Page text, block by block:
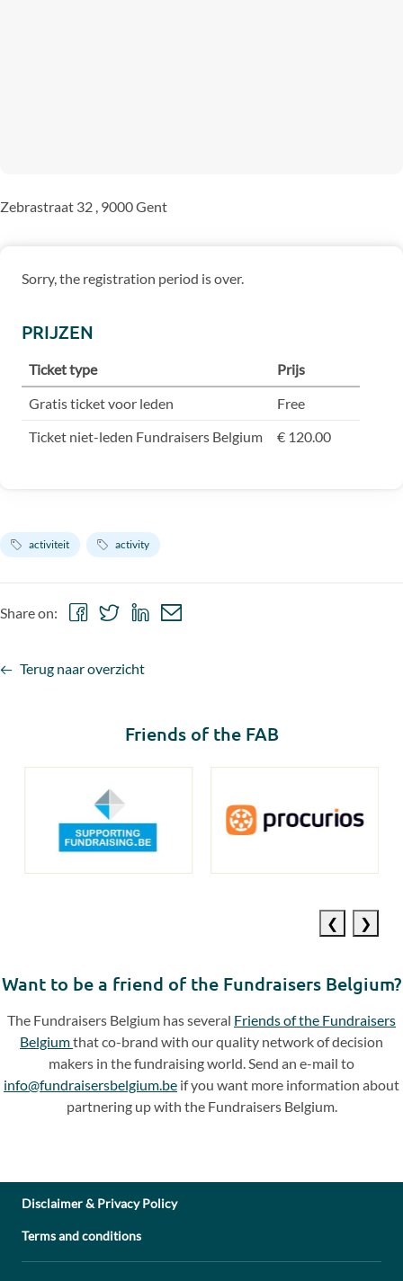
Zebrastraat 32 , 9000 Gent
Sorry, the registration period is over.
PRIJZEN
Ticket type
Prijs
Gratis ticket voor leden
Free
Ticket niet-leden Fundraisers Belgium
€ 120.00
activiteit activity
Terug naar overzicht
Share on:
ShareShare ShareShare
Friends of the FAB
Want to be a friend of the Fundraisers Belgium?
The Fundraisers Belgium has several Friends of the Fundraisers
Belgiumthat co-brand with our quality network of decision
makers in the fundraising world. Send an e-mail to
info@fundraisersbelgium.be if you want more information about
partnering up with the Fundraisers Belgium.
Disclaimer & Privacy Policy
Terms and conditions